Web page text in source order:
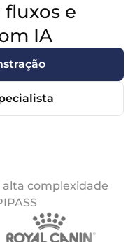
e
IA
complexidade